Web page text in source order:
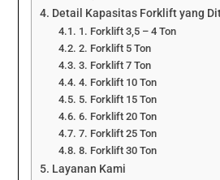
Detail Kapasitas Forklift yang
1. Forklift 3,5 – 4 Ton
2. Forklift 5 Ton
3. Forklift 7 Ton
4. Forklift 10 Ton
5. Forklift 15 Ton
6. Forklift 20 Ton
7. Forklift 25 Ton
8. Forklift 30 Ton
Layanan Kami